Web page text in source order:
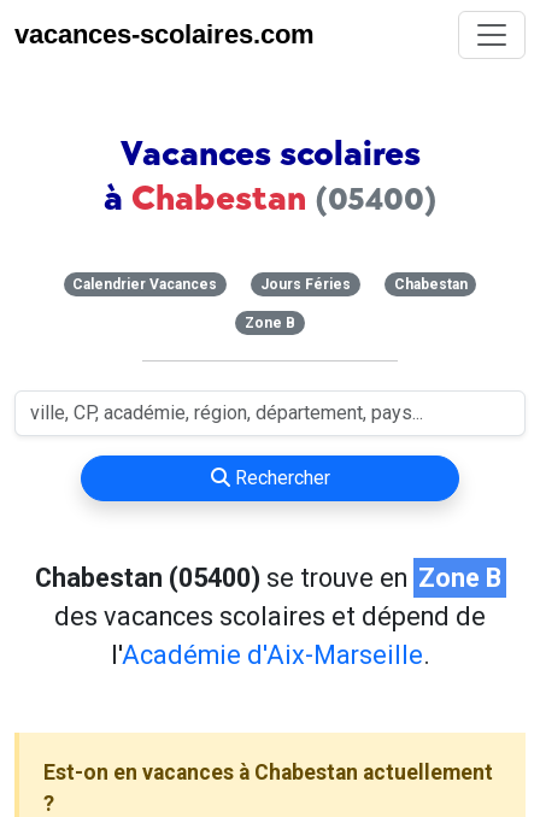
vacances-scolaires.com
Vacances scolaires
à Chabestan (05400)
Calendrier Vacances Jours Féries Chabestan
Zone B
Rechercher
Chabestan (05400) se trouve en Zone B
des vacances scolaires et dépend de
l'Académie d'Aix-Marseille.
Est-on en vacances à Chabestan actuellement
?